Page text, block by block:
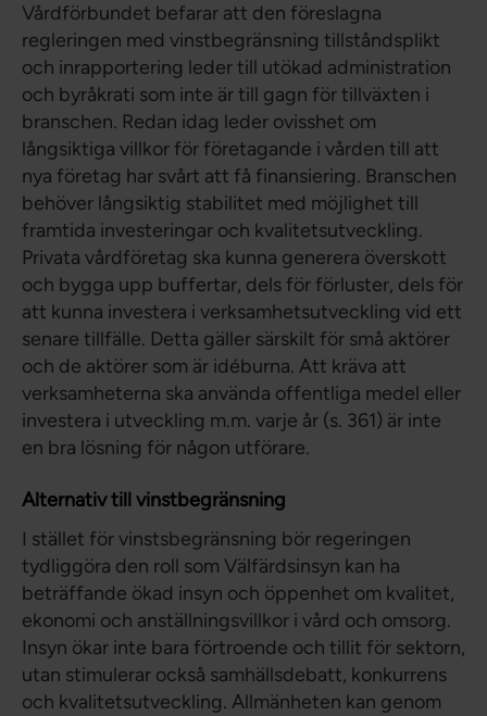
Vårdförbundet befarar att den föreslagna
regleringen med vinstbegränsning tillståndsplikt
och inrapportering leder till utökad administration
och byråkrati som inte är till gagn för tillväxten i
branschen. Redan idag leder ovisshet om
långsiktiga villkor för företagande i vården till att
nya företag har svårt att få finansiering. Branschen
behöver långsiktig stabilitet med möjlighet till
framtida investeringar och kvalitetsutveckling.
Privata vårdföretag ska kunna generera överskott
och bygga upp buffertar, dels för förluster, dels för
att kunna investera i verksamhetsutveckling vid ett
senare tillfälle. Detta gäller särskilt för små aktörer
och de aktörer som är idéburna. Att kräva att
verksamheterna ska använda offentliga medel eller
investera i utveckling m.m. varje år (s. 361) är inte
en bra lösning för någon utförare.
Alternativ till vinstbegränsning
I stället för vinstsbegränsning bör regeringen
tydliggöra den roll som Välfärdsinsyn kan ha
beträffande ökad insyn och öppenhet om kvalitet,
ekonomi och anställningsvillkor i vård och omsorg.
Insyn ökar inte bara förtroende och tillit för sektorn,
utan stimulerar också samhällsdebatt, konkurrens
och kvalitetsutveckling. Allmänheten kan genom